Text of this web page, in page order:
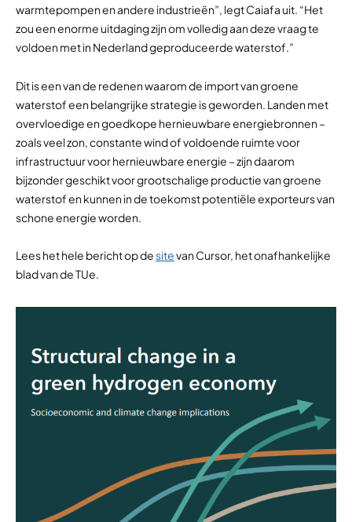
warmtepompen en andere industrieën”, legt Caiafa uit. “Het
zou een enorme uitdaging zijn om volledig aan deze vraag te
voldoen met in Nederland geproduceerde waterstof.”
Dit is een van de redenen waarom de import van groene
waterstof een belangrijke strategie is geworden. Landen met
overvloedige en goedkope hernieuwbare energiebronnen –
zoals veel zon, constante wind of voldoende ruimte voor
infrastructuur voor hernieuwbare energie – zijn daarom
bijzonder geschikt voor grootschalige productie van groene
waterstof en kunnen in de toekomst potentiële exporteurs van
schone energie worden.
Lees het hele bericht op desitevan Cursor, het onafhankelijke
blad van de TUe.